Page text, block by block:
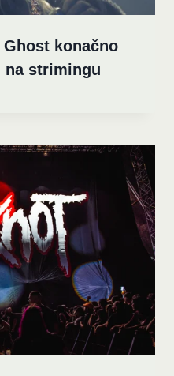
konačno
na strimingu